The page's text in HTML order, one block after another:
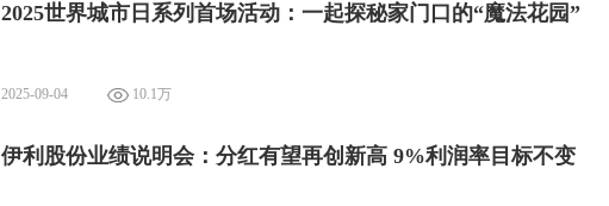
2025世界城市日系列首场活动：一起探秘家门口的“魔法花园”
2025-09-04 10.1万
伊利股份业绩说明会：分红有望再创新高 9%利润率目标不变